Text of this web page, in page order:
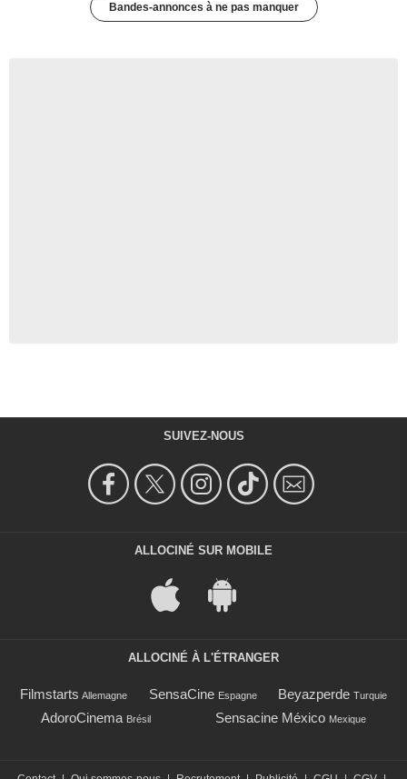
Bandes-annonces à ne pas manquer
SUIVEZ-NOUS
ALLOCINÉ SUR MOBILE
ALLOCINÉ À L'ÉTRANGER
Filmstarts Allemagne SensaCine Espagne Beyazperde Turquie
AdoroCinema Brésil Sensacine México Mexique